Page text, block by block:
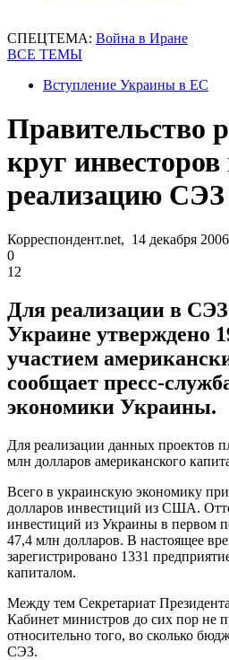
СПЕЦТЕМА: Война в Иране
ВСЕ ТЕМЫ
Вступление Украины в ЕС
Правительство
круг инвесторов
реализацию СЭЗ
Корреспондент.net, 14 декабря
0
12
Для реализации в
Украине утверждено
участием
сообщает пресс-
экономики Украины.
Для реализации данных проектов
млн долларов американского
Всего в украинскую экономику
долларов инвестиций из США.
инвестиций из Украины в первом
47,4 млн долларов. В настоящее
зарегистрировано 1331
капиталом.
Между тем Секретариат
Кабинет министров до сих пор не
относительно того, во сколько
СЭЗ.